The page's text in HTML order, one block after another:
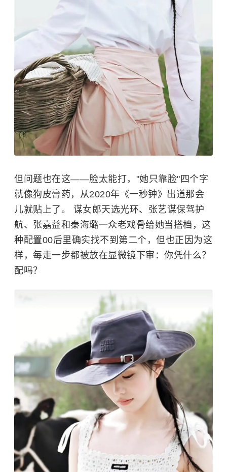
但问题也在这——脸太能打，"她只靠脸"四个字
就像狗皮膏药，从2020年《一秒钟》出道那会
儿就贴上了。 谋女郎天选光环、张艺谋保驾护
航、张嘉益和秦海璐一众老戏骨给她当搭档，这
种配置00后里确实找不到第二个，但也正因为这
样，每走一步都被放在显微镜下审：你凭什么？
配吗？